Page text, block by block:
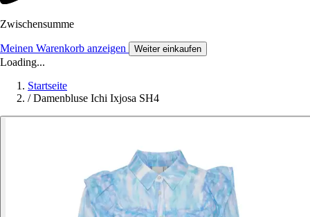
Zwischensumme
Meinen Warenkorb anzeigen Weiter einkaufen
Loading...
Startseite
/ Damenbluse Ichi Ixjosa SH4